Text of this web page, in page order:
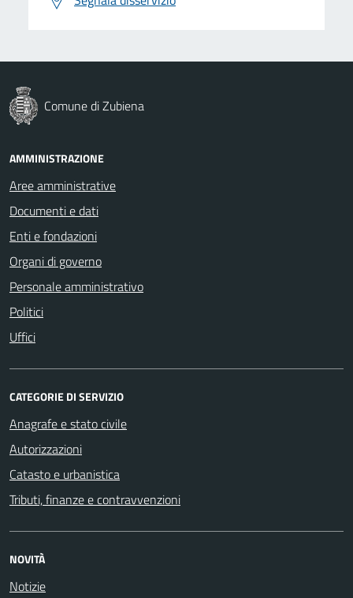
Comune di Zubiena
AMMINISTRAZIONE
Aree amministrative
Documenti e dati
Enti e fondazioni
Organi di governo
Personale amministrativo
Politici
Uffici
CATEGORIE DI SERVIZIO
Anagrafe e stato civile
Autorizzazioni
Catasto e urbanistica
Tributi, finanze e contravvenzioni
NOVITÀ
Notizie